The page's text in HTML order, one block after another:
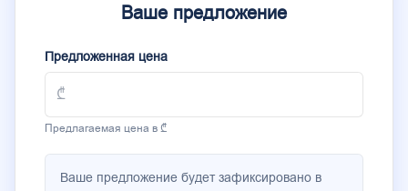
Ваше предложение
Предложенная цена
Предлагаемая цена в ₾
Ваше предложение будет зафиксировано в